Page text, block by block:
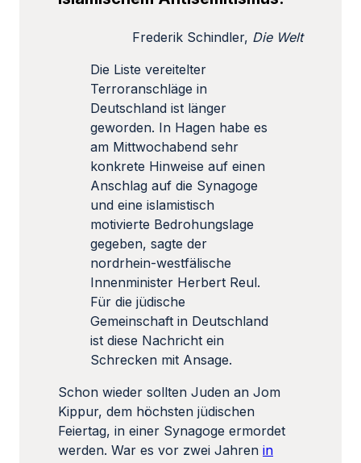
Frederik Schindler, Die Welt
Die Liste vereitelter
Terroranschläge in
Deutschland ist länger
geworden. In Hagen habe es
am Mittwochabend sehr
konkrete Hinweise auf einen
Anschlag auf die Synagoge
und eine islamistisch
motivierte Bedrohungslage
gegeben, sagte der
nordrhein-westfälische
Innenminister Herbert Reul.
Für die jüdische
Gemeinschaft in Deutschland
ist diese Nachricht ein
Schrecken mit Ansage.
Schon wieder sollten Juden an Jom
Kippur, dem höchsten jüdischen
Feiertag, in einer Synagoge ermordet
werden. War es vor zwei Jahren in